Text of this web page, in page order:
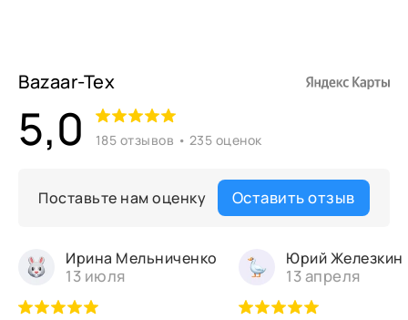
Bazaar-Tex
5,0 185 отзывов • 235 оценок
Поставьте нам оценку Оставить отзыв
Ирина Мельниченко
13 июля
Юрий Железкин
13 апреля